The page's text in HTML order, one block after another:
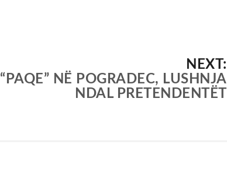
NEXT:
“PAQE” NË POGRADEC, LUSHNJA
NDAL PRETENDENTËT